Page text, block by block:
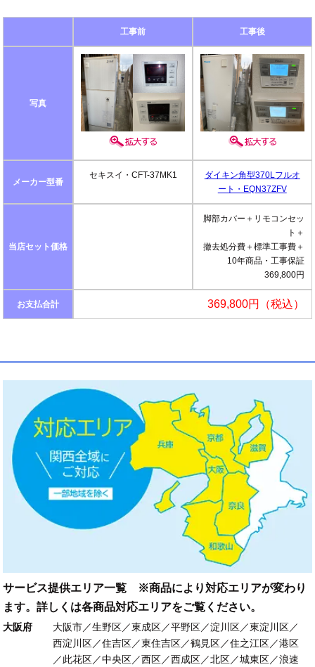
工事前 工事後
写真
メーカー型番
セキスイ・CFT-37MK1
ダイキン角型370Lフルオ
ート・EQN37ZFV
当店セット価格
脚部カバー＋リモコンセッ
ト＋
撤去処分費＋標準工事費＋
10年商品・工事保証
369,800円
お支払合計 369,800円（税込）
サービス提供エリア一覧 ※商品により対応エリアが変わり
ます。詳しくは各商品対応エリアをご覧ください。
大阪府
大阪市／生野区／東成区／平野区／淀川区／東淀川区／
西淀川区／住吉区／東住吉区／鶴見区／住之江区／港区
／此花区／中央区／西区／西成区／北区／城東区／浪速